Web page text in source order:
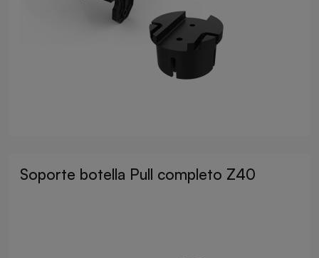
Soporte botella Pull completo Z40